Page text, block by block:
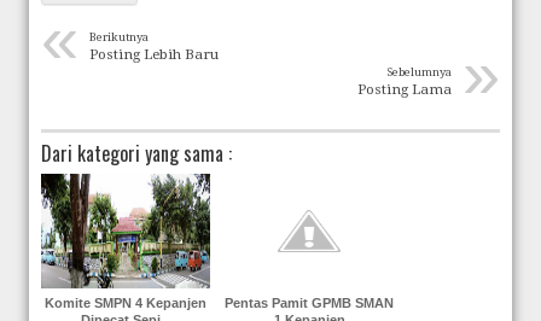
« Berikutnya
Posting Lebih Baru »
Sebelumnya
Posting Lama
Dari kategori yang sama :
Komite SMPN 4 Kepanjen
Pentas Pamit GPMB SMAN